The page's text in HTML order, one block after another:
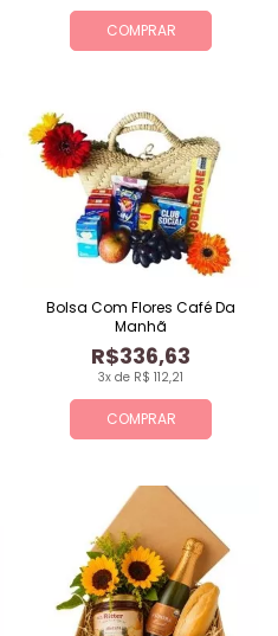
COMPRAR
COMPRAR
3x de R$ 112,21
R$336,63
Bolsa Com Flores Café Da
Manhã